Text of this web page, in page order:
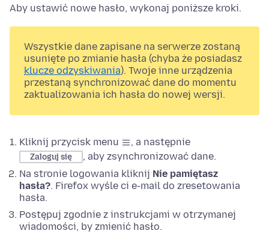
Aby ustawić nowe hasło, wykonaj poniższe kroki.
Wszystkie dane zapisane na serwerze zostaną
usunięte po zmianie hasła (chyba że posiadasz
klucze odzyskiwania). Twoje inne urządzenia
przestaną synchronizować dane do momentu
zaktualizowania ich hasła do nowej wersji.
Kliknij przycisk menu , a następnie
Zaloguj się
, aby zsynchronizować dane.
Na stronie logowania kliknij Nie pamiętasz
hasła?. Firefox wyśle ci e-mail do zresetowania
hasła.
Postępuj zgodnie z instrukcjami w otrzymanej
wiadomości, by zmienić hasło.